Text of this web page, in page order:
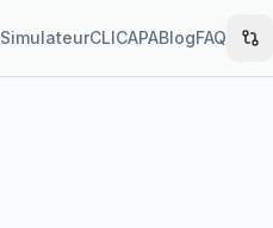
SimulateurCLICAPABlogFAQ